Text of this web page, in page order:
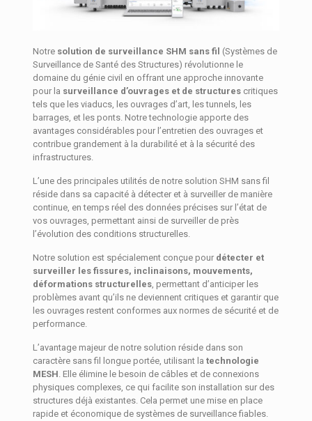
Notre solution de surveillance SHM sans fil (Systèmes de
Surveillance de Santé des Structures) révolutionne le
domaine du génie civil en offrant une approche innovante
pour la surveillance d’ouvrages et de structurescritiques
tels que les viaducs, les ouvrages d’art, les tunnels, les
barrages, et les ponts. Notre technologie apporte des
avantages considérables pour l’entretien des ouvrages et
contribue grandement à la durabilité et à la sécurité des
infrastructures.
L’une des principales utilités de notre solution SHM sans fil
réside dans sa capacité à détecter et à surveiller de manière
continue, en temps réel des données précises sur l’état de
vos ouvrages, permettant ainsi de surveiller de près
l’évolution des conditions structurelles.
Notre solution est spécialement conçue pour détecter et
surveiller les fissures, inclinaisons, mouvements,
déformations structurelles, permettant d’anticiper les
problèmes avant qu’ils ne deviennent critiques et garantir que
les ouvrages restent conformes aux normes de sécurité et de
performance.
L’avantage majeur de notre solution réside dans son
caractère sans fil longue portée, utilisant la technologie
MESH . Elle élimine le besoin de câbles et de connexions
physiques complexes, ce qui facilite son installation sur des
structures déjà existantes. Cela permet une mise en place
rapide et économique de systèmes de surveillance fiables.